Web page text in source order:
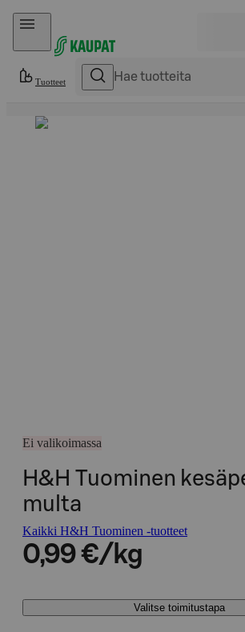
Hyppää sisältöön
Tuotteet
Ei valikoimassa
H&H Tuominen
multa
Kaikki H&H Tuominen -tuotteet
0,99 €/kg
Valitse toimitustapa